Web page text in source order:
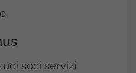
soci servizi